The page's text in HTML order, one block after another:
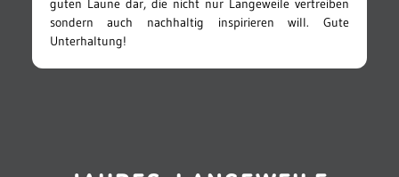
guten Laune dar, die nicht nur Langeweile vertreiben
sondern auch nachhaltig inspirieren will. Gute
Unterhaltung!